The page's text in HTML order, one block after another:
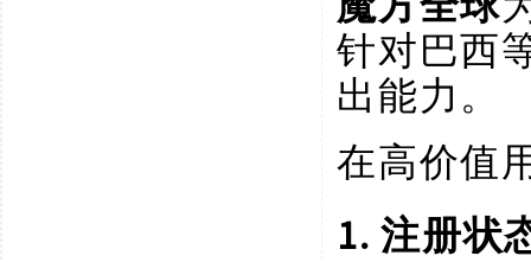
针对巴西
出能力。
在高价值
1. 注册状